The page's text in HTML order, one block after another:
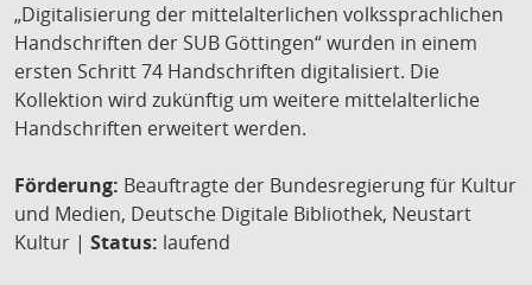
„Digitalisierung der mittelalterlichen volkssprachlichen
Handschriften der SUB Göttingen“ wurden in einem
ersten Schritt 74 Handschriften digitalisiert. Die
Kollektion wird zukünftig um weitere mittelalterliche
Handschriften erweitert werden.
Förderung: Beauftragte der Bundesregierung für Kultur
und Medien, Deutsche Digitale Bibliothek, Neustart
Kultur | Status: laufend